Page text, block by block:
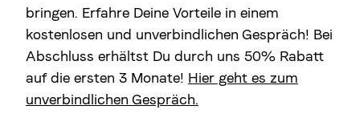
bringen. Erfahre Deine Vorteile in einem
kostenlosen und unverbindlichen Gespräch! Bei
Abschluss erhältst Du durch uns 50% Rabatt
auf die ersten 3 Monate! Hier geht es zum
unverbindlichen Gespräch.